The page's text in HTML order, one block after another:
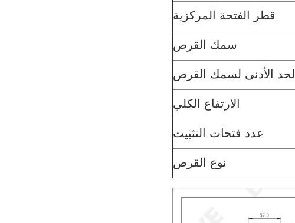
قطر الفتحة المركزية
سمك القرص
الحد الأدنى لسمك القرص
الارتفاع الكلي
عدد فتحات التثبيت
نوع القرص